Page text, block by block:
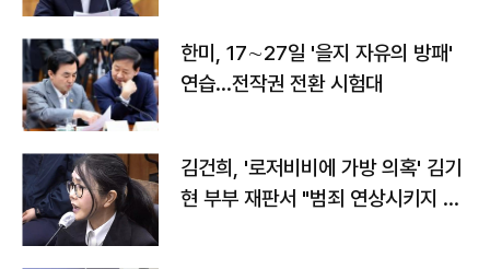
한미, 17∼27일 '을지 자유의 방패'
연습…전작권 전환 시험대
김건희, '로저비비에 가방 의혹' 김기
현 부부 재판서 "범죄 연상시키지 말